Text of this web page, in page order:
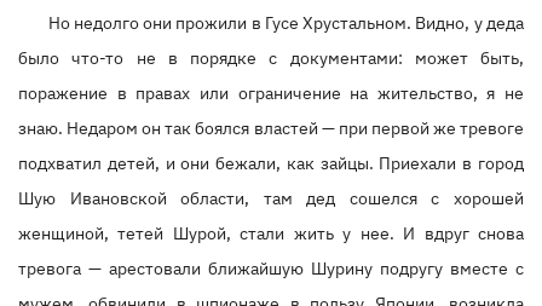
Но недолго они прожили в Гусе Хрустальном. Видно, у деда
было что-то не в порядке с документами: может быть,
поражение в правах или ограничение на жительство, я не
знаю. Недаром он так боялся властей — при первой же тревоге
подхватил детей, и они бежали, как зайцы. Приехали в город
Шую Ивановской области, там дед сошелся с хорошей
женщиной, тетей Шурой, стали жить у нее. И вдруг снова
тревога — арестовали ближайшую Шурину подругу вместе с